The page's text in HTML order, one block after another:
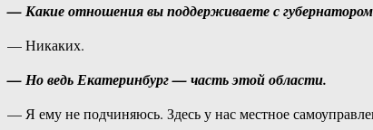
— Какие отношения вы поддерживаете с губернатором
— Никаких.
— Но ведь Екатеринбург — часть этой области.
— Я ему не подчиняюсь. Здесь у нас местное